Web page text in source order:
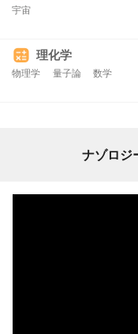
宇宙
理化学
物理学 量子論 数学
ナゾロジ